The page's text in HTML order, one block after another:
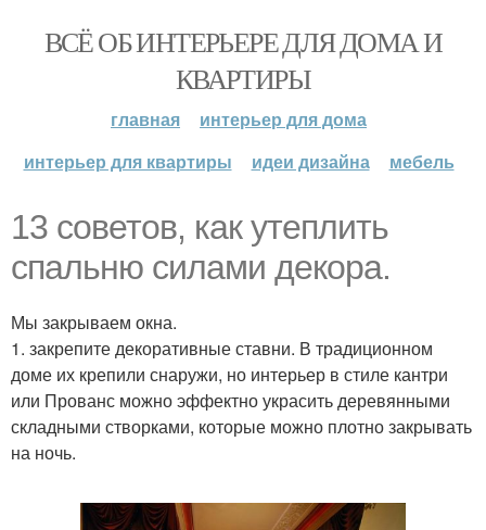
ВСЁ ОБ ИНТЕРЬЕРЕ ДЛЯ ДОМА И
КВАРТИРЫ
главная
интерьер для дома
интерьер для квартиры
идеи дизайна мебель
13 советов, как утеплить
спальню силами декора.
Мы закрываем окна.
1. закрепите декоративные ставни. В традиционном
доме их крепили снаружи, но интерьер в стиле кантри
или Прованс можно эффектно украсить деревянными
складными створками, которые можно плотно закрывать
на ночь.